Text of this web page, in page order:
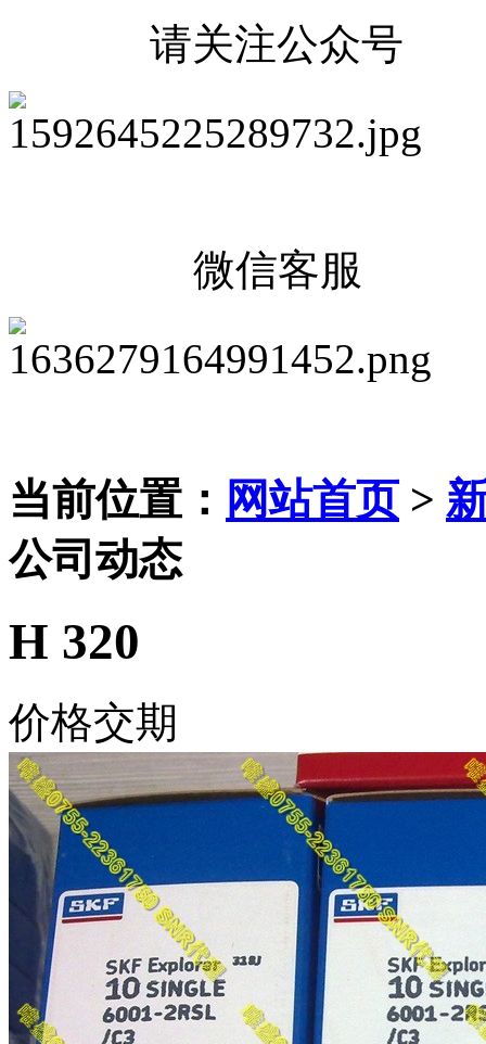
请关注公众号
微信客服
当前位置： 网站首页>
公司动态
H 320
价格交期